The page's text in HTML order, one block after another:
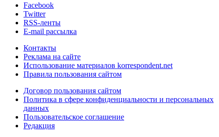
Facebook
Twitter
RSS-ленты
E-mail рассылка
Контакты
Реклама на сайте
Использование материалов korrespondent.net
Правила пользования сайтом
Договор пользования сайтом
Политика в сфере конфиденциальности и персональных
данных
Пользовательское соглашение
Редакция